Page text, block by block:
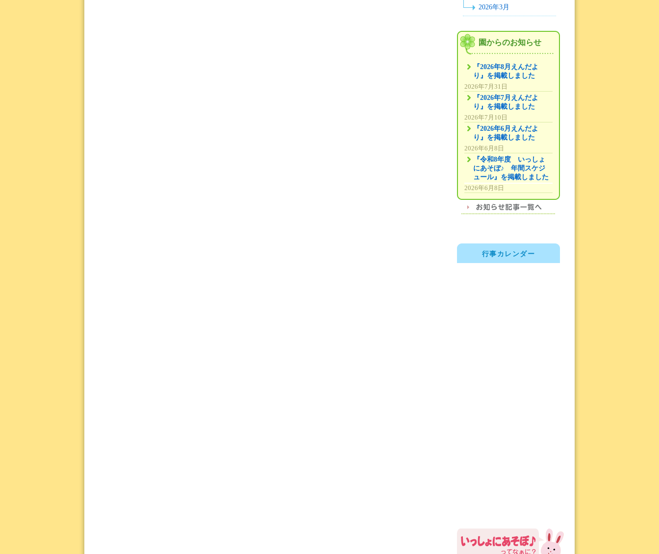
2026年3月
園からのお知らせ
『2026年8月えんだよ
り』を掲載しました
2026年7月31日
『2026年7月えんだよ
り』を掲載しました
2026年7月10日
『2026年6月えんだよ
り』を掲載しました
2026年6月8日
『令和8年度 いっしょ
にあそぼ♪ 年間スケジ
ュール』を掲載しました
2026年6月8日
行事カレンダー